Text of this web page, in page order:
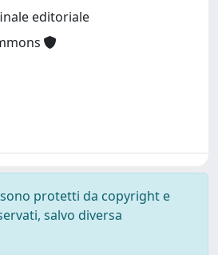
editoriale
protetti da copyright e
salvo diversa